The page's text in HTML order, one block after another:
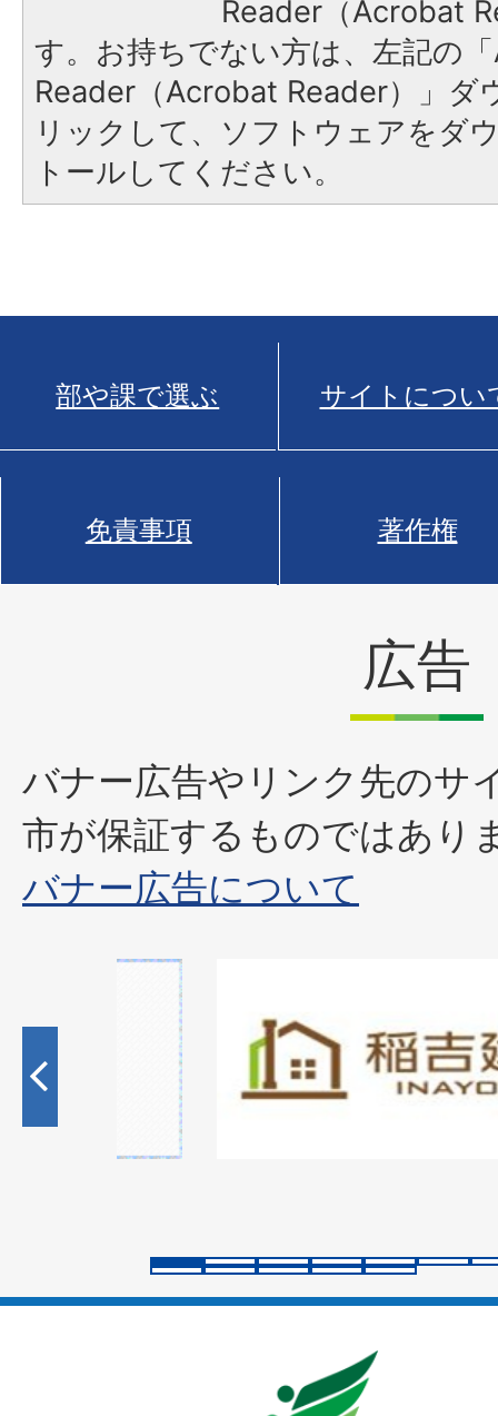
Reader（Acrobat
す。お持ちでない方は、左記の
Reader（Acrobat Reader）」ダ
リックして、ソフトウェアをダ
トールしてください。
部や課で選ぶ サイトについ
免責事項 著作権
広告
バナー広告やリンク先のサ
市が保証するものではあり
バナー広告について
枚
目
ラ
イ